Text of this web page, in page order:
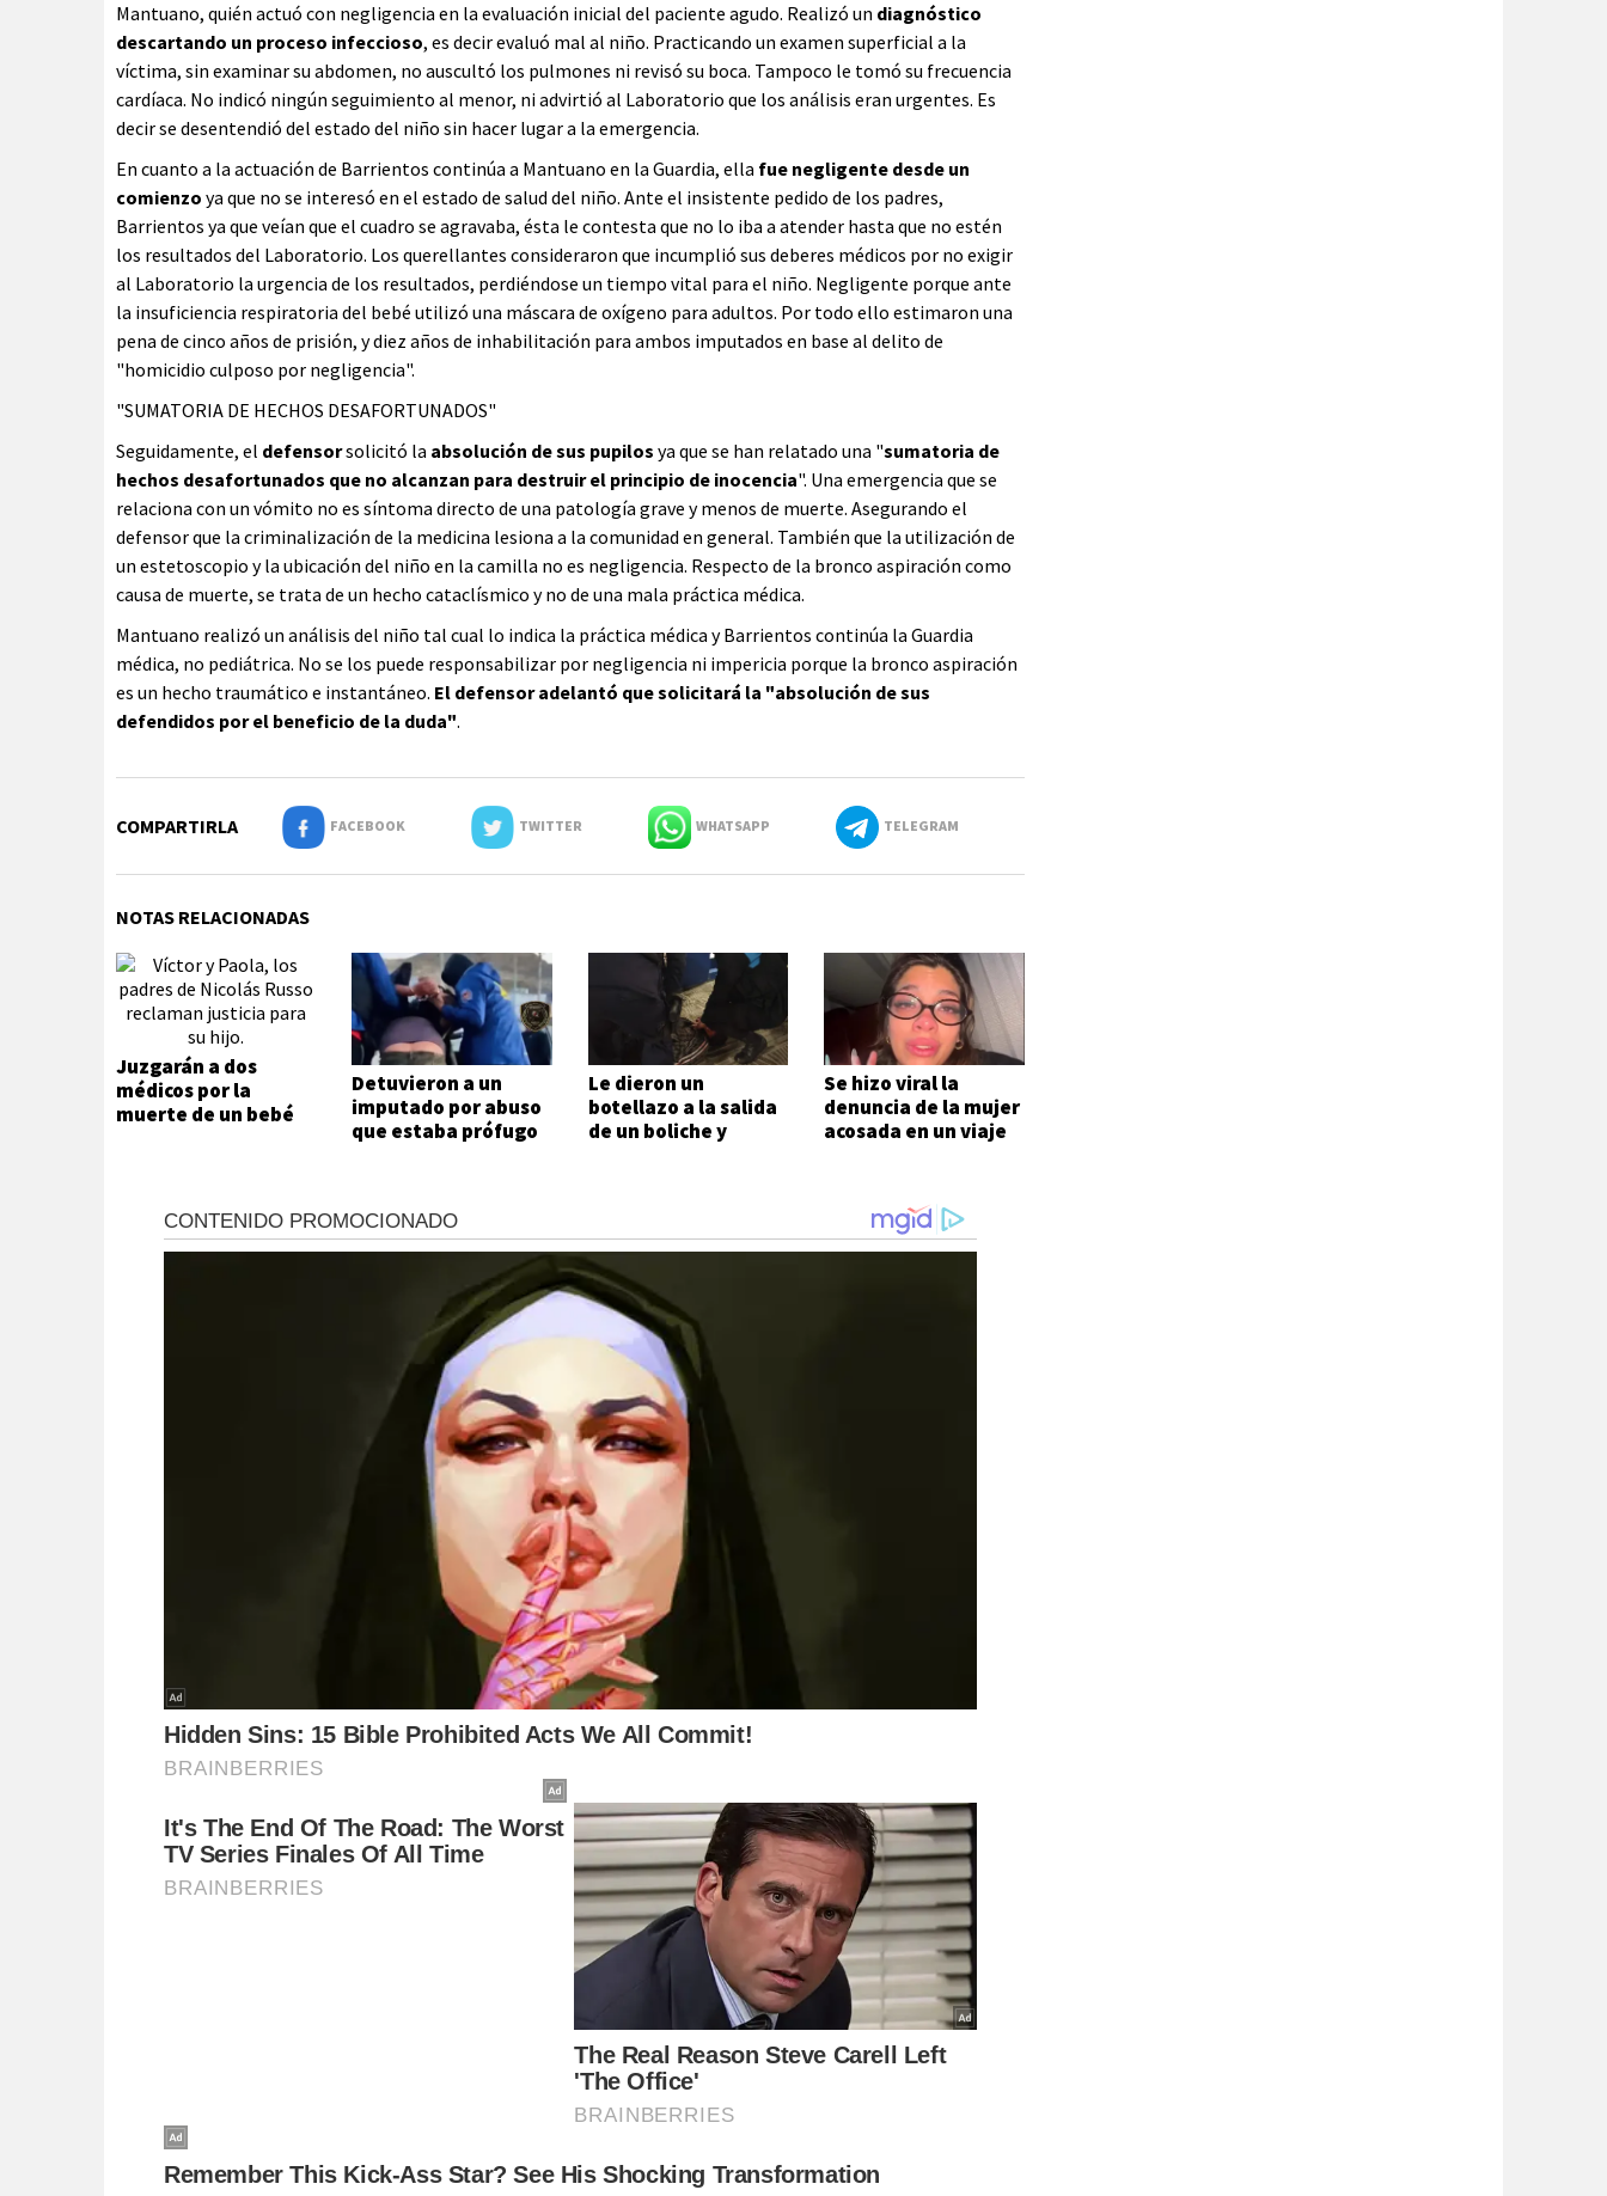
Mantuano, quién actuó con negligencia en la evaluación inicial del paciente agudo. Realizó un diagnóstico
descartando un proceso infeccioso, es decir evaluó mal al niño. Practicando un examen superficial a la
víctima, sin examinar su abdomen, no auscultó los pulmones ni revisó su boca. Tampoco le tomó su frecuencia
cardíaca. No indicó ningún seguimiento al menor, ni advirtió al Laboratorio que los análisis eran urgentes. Es
decir se desentendió del estado del niño sin hacer lugar a la emergencia.
En cuanto a la actuación de Barrientos continúa a Mantuano en la Guardia, ella fue negligente desde un
comienzo ya que no se interesó en el estado de salud del niño. Ante el insistente pedido de los padres,
Barrientos ya que veían que el cuadro se agravaba, ésta le contesta que no lo iba a atender hasta que no estén
los resultados del Laboratorio. Los querellantes consideraron que incumplió sus deberes médicos por no exigir
al Laboratorio la urgencia de los resultados, perdiéndose un tiempo vital para el niño. Negligente porque ante
la insuficiencia respiratoria del bebé utilizó una máscara de oxígeno para adultos. Por todo ello estimaron una
pena de cinco años de prisión, y diez años de inhabilitación para ambos imputados en base al delito de
"homicidio culposo por negligencia".
"SUMATORIA DE HECHOS DESAFORTUNADOS"
Seguidamente, el defensorsolicitó la absolución de sus pupilos ya que se han relatado una "sumatoria de
hechos desafortunados que no alcanzan para destruir el principio de inocencia". Una emergencia que se
relaciona con un vómito no es síntoma directo de una patología grave y menos de muerte. Asegurando el
defensor que la criminalización de la medicina lesiona a la comunidad en general. También que la utilización de
un estetoscopio y la ubicación del niño en la camilla no es negligencia. Respecto de la bronco aspiración como
causa de muerte, se trata de un hecho cataclísmico y no de una mala práctica médica.
Mantuano realizó un análisis del niño tal cual lo indica la práctica médica y Barrientos continúa la Guardia
médica, no pediátrica. No se los puede responsabilizar por negligencia ni impericia porque la bronco aspiración
es un hecho traumático e instantáneo. El defensor adelantó que solicitará la "absolución de sus
defendidos por el beneficio de la duda".
COMPARTIRLA FACEBOOK TWITTER WHATSAPP TELEGRAM
NOTAS RELACIONADAS
Juzgarán a dos
médicos por la
muerte de un bebé
Detuvieron a un
imputado por abuso
que estaba prófugo
Le dieron un
botellazo a la salida
de un boliche y
Se hizo viral la
denuncia de la mujer
acosada en un viaje